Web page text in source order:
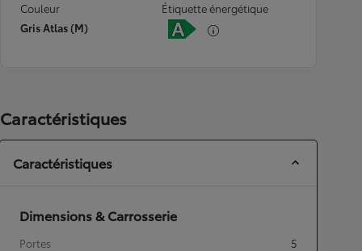
Couleur
Gris Atlas (M)
Étiquette énergétique
Caractéristiques
Caractéristiques
Dimensions & Carrosserie
Portes
5